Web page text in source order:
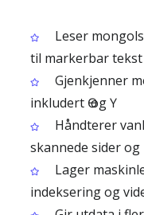
Leser
til markerbar tekst
Gjenkjenner
inkludert Ө og Ү
Håndterer
skannede sider
Lager
indeksering og